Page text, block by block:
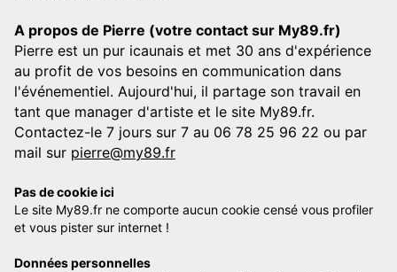
A propos de Pierre (votre contact sur My89.fr)
Pierre est un pur icaunais et met 30 ans d'expérience
au profit de vos besoins en communication dans
l'événementiel. Aujourd'hui, il partage son travail en
tant que manager d'artiste et le site My89.fr.
Contactez-le 7 jours sur 7 au 06 78 25 96 22 ou par
mail sur pierre@my89.fr
Pas de cookie ici
Le site My89.fr ne comporte aucun cookie censé vous profiler
et vous pister sur internet !
Données personnelles